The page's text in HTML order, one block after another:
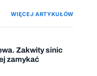
WIĘCEJ ARTYKUŁÓW
Zakwity sinic
zamykać